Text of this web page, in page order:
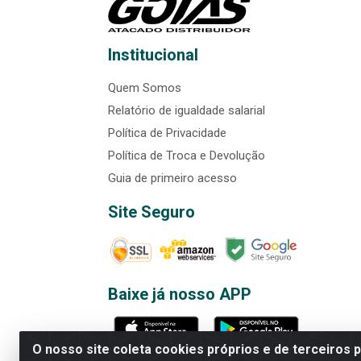
O nosso site coleta cookies próprios e de terceiros
Institucional
Quem Somos
Relatório de igualdade salarial
Política de Privacidade
Política de Troca e Devolução
Guia de primeiro acesso
Site Seguro
Baixe já nosso APP